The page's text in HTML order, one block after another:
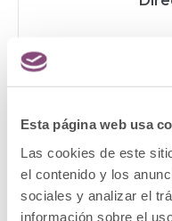
Esta página web usa
Las cookies de este
el contenido y los
sociales y analizar el
información sobre el